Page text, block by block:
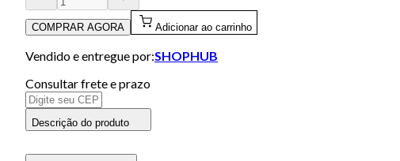
COMPRAR AGORA Adicionar ao carrinho
Vendido e entregue por:SHOPHUB
Consultar frete e prazo
Descrição do produto